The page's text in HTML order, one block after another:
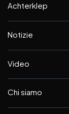
Achterklep
Notizie
Video
Chi siamo